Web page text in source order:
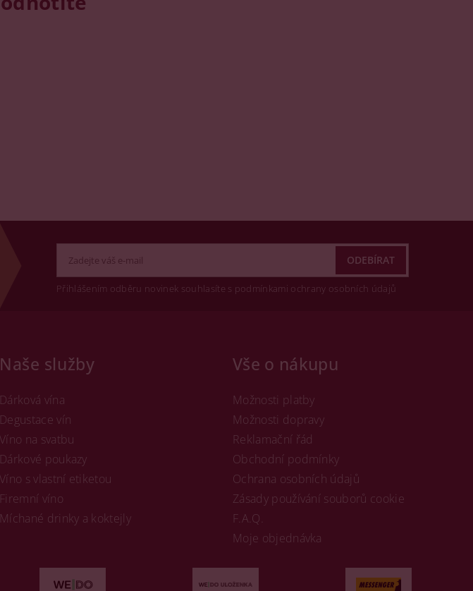
Přihlášením odběru novinek souhlasíte s podmínkami ochrany osobních údajů
Naše služby
Dárková vína
Degustace vín
Víno na svatbu
Dárkové poukazy
Víno s vlastní etiketou
Firemní víno
Míchané drinky a koktejly
Vše o nákupu
Možnosti platby
Možnosti dopravy
Reklamační řád
Obchodní podmínky
Ochrana osobních údajů
Zásady používání souborů cookie
F.A.Q.
Moje objednávka